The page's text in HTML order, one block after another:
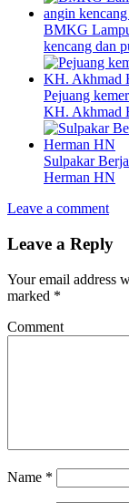
BMKG
kencang dan
Pejuang
KH. Akhmad
Sulpakar
Herman HN
Leave a comment
Leave a Reply
Your email address
marked *
Comment
Name *